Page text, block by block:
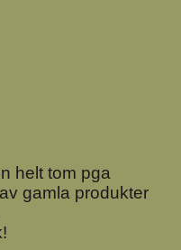
helt tom pga
gamla produkter